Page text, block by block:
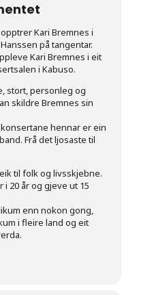
Kari Bremnes i
på tangentar.
Kari Bremnes i eit
i Kabuso.
stort, personleg og
skildre Bremnes sin
hennar er ein
Frå det ljosaste til
til folk og livsskjebne.
20 år og gjeve ut 15
enn nokon gong,
i fleire land og eit